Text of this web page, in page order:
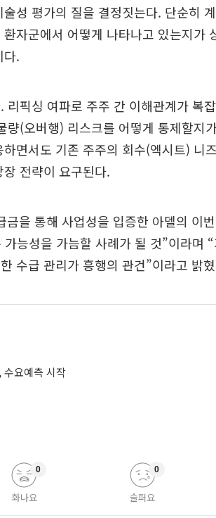
성 평가의 질을 결정짓는다. 단순히
자군에서 어떻게 나타나고 있는지가
다.
리픽싱 여파로 주주 간 이해관계가 복
량(오버행) 리스크를 어떻게 통제할지
면서도 기존 주주의 회수(엑시트) 니
전략이 요구된다.
금을 통해 사업성을 입증한 아델의 이
능성을 가늠할 사례가 될 것”이라며
수급 관리가 흥행의 관건”이라고 밝
수요예측 시작
화나요
0
슬퍼요
0